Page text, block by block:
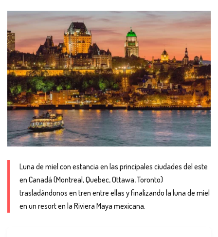
Luna de miel con estancia en las principales ciudades del este
en Canadá (Montreal, Quebec, Ottawa, Toronto)
trasladándonos en tren entre ellas y finalizando la luna de miel
en un resort en la Riviera Maya mexicana.